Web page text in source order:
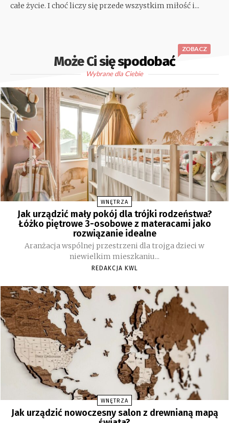
całe życie. I choć liczy się przede wszystkim miłość i...
Może Ci się spodobać
ZOBACZ
Wybrane dla Ciebie
WNĘTRZA
Jak urządzić mały pokój dla trójki rodzeństwa?
Łóżko piętrowe 3-osobowe z materacami jako
rozwiązanie idealne
Aranżacja wspólnej przestrzeni dla trojga dzieci w
niewielkim mieszkaniu...
REDAKCJA KWL
WNĘTRZA
Jak urządzić nowoczesny salon z drewnianą mapą